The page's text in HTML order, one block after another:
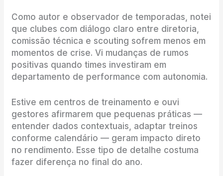
Como autor e observador de temporadas, notei
que clubes com diálogo claro entre diretoria,
comissão técnica e scouting sofrem menos em
momentos de crise. Vi mudanças de rumos
positivas quando times investiram em
departamento de performance com autonomia.
Estive em centros de treinamento e ouvi
gestores afirmarem que pequenas práticas —
entender dados contextuais, adaptar treinos
conforme calendário — geram impacto direto
no rendimento. Esse tipo de detalhe costuma
fazer diferença no final do ano.